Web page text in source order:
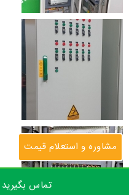
مشاوره و استعلام قیمت
تماس بگیرید